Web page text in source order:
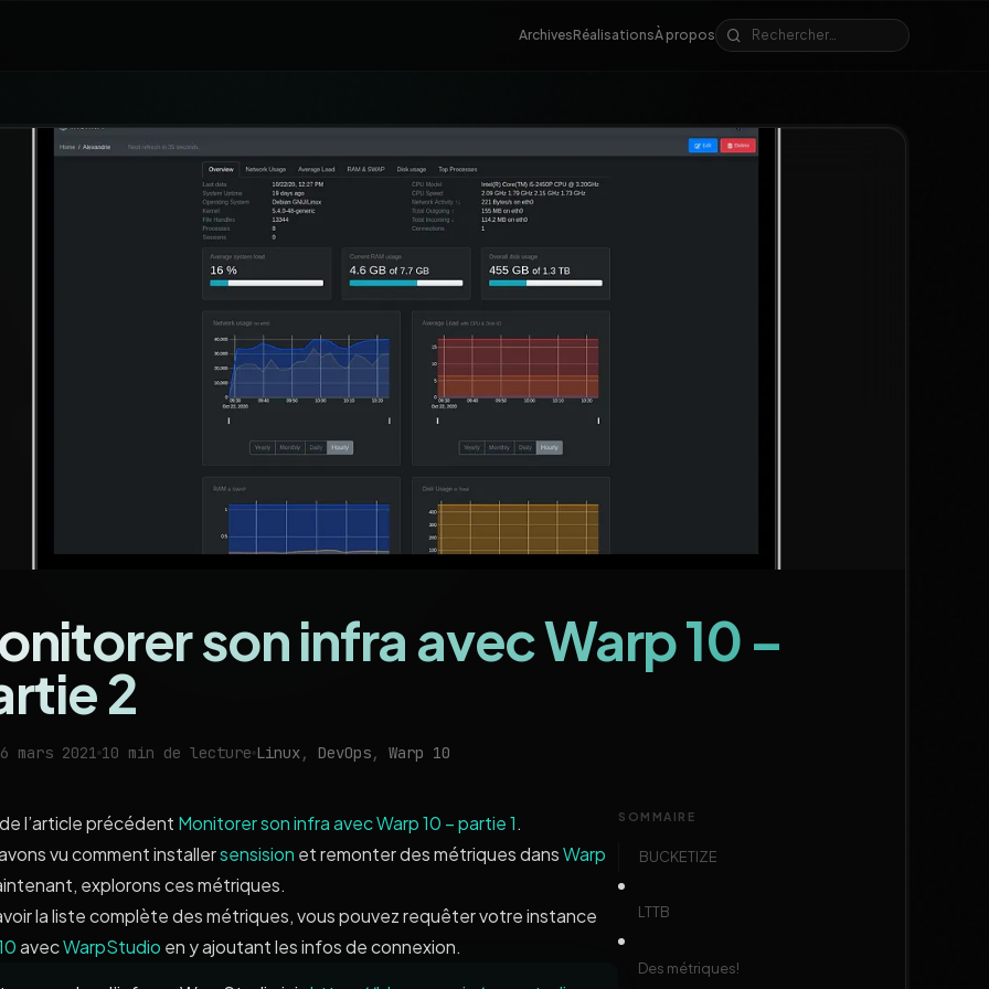
ArchivesRéalisationsÀ propos
son infra avec Warp 10 –
2
mars 2021 10 min de lecture Linux, DevOps, Warp 10
l’article précédent Monitorer son infra avec Warp 10 – partie 1.
vu comment installersensision et remonter des métriques dansWarp
explorons ces métriques.
la liste complète des métriques, vous pouvez requêter votre instance
avecWarpStudio en y ajoutant les infos de connexion.
SOMMAIRE
BUCKETIZE
LTTB
Des métriques!